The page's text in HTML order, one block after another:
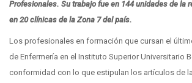
Profesionales. Su trabajo fue en 144 unidades de la
en 20 clínicas de la Zona 7 del país.
Los profesionales en formación que cursan el
de Enfermería en el Instituto Superior Universitario
conformidad con lo que estipulan los artículos de